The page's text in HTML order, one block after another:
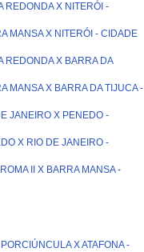
REDONDA X NITERÓI -
MANSA X NITERÓI - CIDADE
REDONDA X BARRA DA
MANSA X BARRA DA TIJUCA -
JANEIRO X PENEDO -
X RIO DE JANEIRO -
II X BARRA MANSA -
X ATAFONA -